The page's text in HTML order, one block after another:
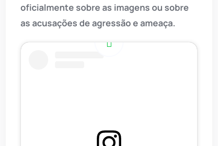
oficialmente sobre as imagens ou sobre
as acusações de agressão e ameaça.